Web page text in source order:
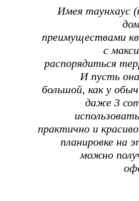
Имея таунхаус
преимуществами
с
распорядиться
И пусть
большой, как у
даже 3
практично и
планировке на
можно